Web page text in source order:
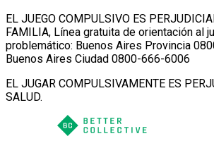
EL JUEGO COMPULSIVO ES
FAMILIA, Línea gratuita de orientación al
problemático: Buenos Aires Provincia
Buenos Aires Ciudad 0800-666-6006
EL JUGAR COMPULSIVAMENTE ES
SALUD.